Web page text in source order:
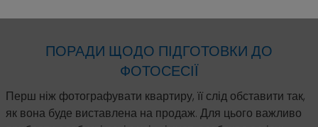
ПОРАДИ ЩОДО ПІДГОТОВКИ ДО
ФОТОСЕСІЇ
Перш ніж фотографувати квартиру, її слід обставити так,
як вона буде виставлена на продаж. Для цього важливо